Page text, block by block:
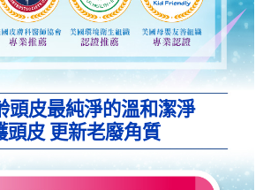
頭皮最純淨的溫和潔淨
頭皮 更新老廢角質